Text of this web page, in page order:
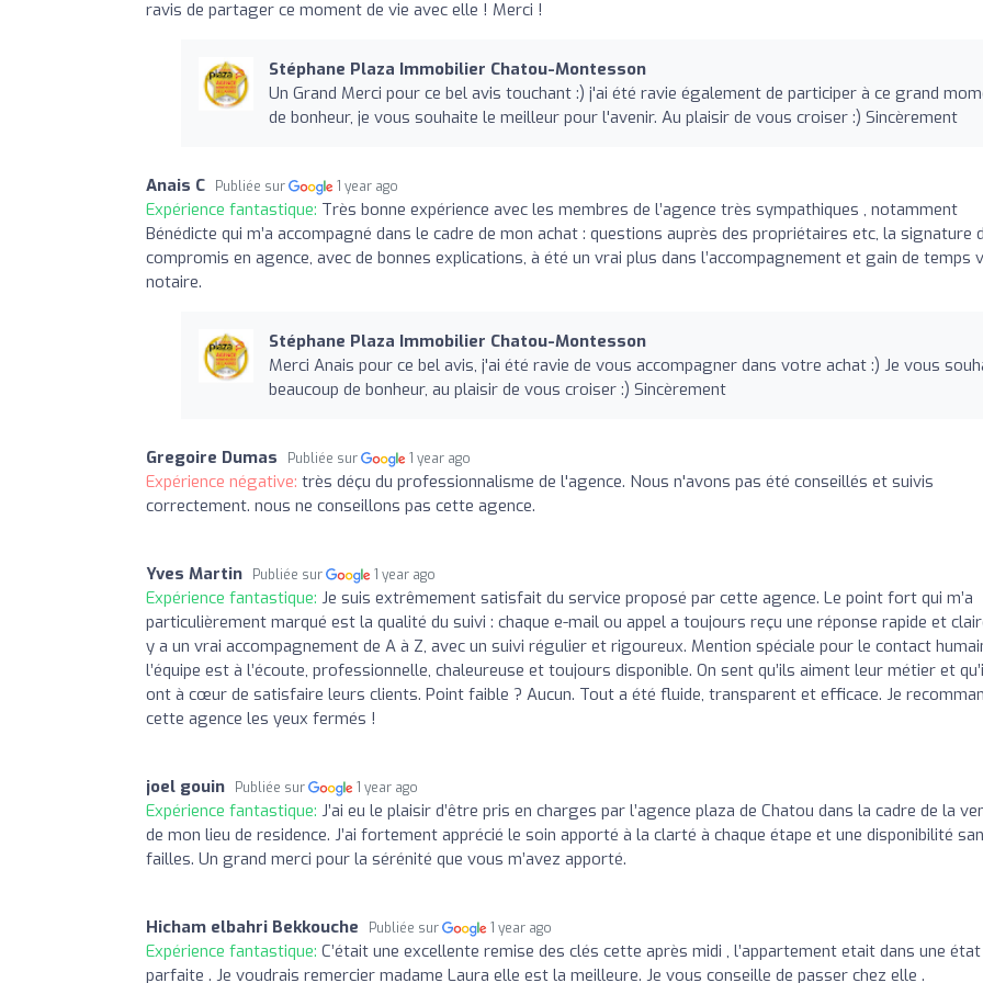
ravis de partager ce moment de vie avec elle ! Merci !
Stéphane Plaza Immobilier Chatou-Montesson
Un Grand Merci pour ce bel avis touchant :) j'ai été ravie également de participer à ce grand
de bonheur, je vous souhaite le meilleur pour l'avenir. Au plaisir de vous croiser :) Sincèrement
Anais C Publiée sur 1 year ago
Expérience fantastique: Très bonne expérience avec les membres de l’agence très sympathiques , notamment
Bénédicte qui m’a accompagné dans le cadre de mon achat : questions auprès des propriétaires etc, la signature
compromis en agence, avec de bonnes explications, à été un vrai plus dans l’accompagnement et gain de temps
notaire.
Stéphane Plaza Immobilier Chatou-Montesson
Merci Anais pour ce bel avis, j'ai été ravie de vous accompagner dans votre achat :) Je vous
beaucoup de bonheur, au plaisir de vous croiser :) Sincèrement
Gregoire Dumas Publiée sur 1 year ago
Expérience négative: très déçu du professionnalisme de l'agence. Nous n'avons pas été conseillés et suivis
correctement. nous ne conseillons pas cette agence.
Yves Martin Publiée sur 1 year ago
Expérience fantastique: Je suis extrêmement satisfait du service proposé par cette agence. Le point fort qui m’a
particulièrement marqué est la qualité du suivi : chaque e-mail ou appel a toujours reçu une réponse rapide et
y a un vrai accompagnement de A à Z, avec un suivi régulier et rigoureux. Mention spéciale pour le contact
l’équipe est à l’écoute, professionnelle, chaleureuse et toujours disponible. On sent qu’ils aiment leur métier et
ont à cœur de satisfaire leurs clients. Point faible ? Aucun. Tout a été fluide, transparent et efficace. Je
cette agence les yeux fermés !
joel gouin Publiée sur 1 year ago
Expérience fantastique: J’ai eu le plaisir d’être pris en charges par l’agence plaza de Chatou dans la cadre de la
de mon lieu de residence. J’ai fortement apprécié le soin apporté à la clarté à chaque étape et une disponibilité
failles. Un grand merci pour la sérénité que vous m’avez apporté.
Hicham elbahri Bekkouche Publiée sur 1 year ago
Expérience fantastique: C’était une excellente remise des clés cette après midi , l’appartement etait dans une état
parfaite . Je voudrais remercier madame Laura elle est la meilleure. Je vous conseille de passer chez elle .